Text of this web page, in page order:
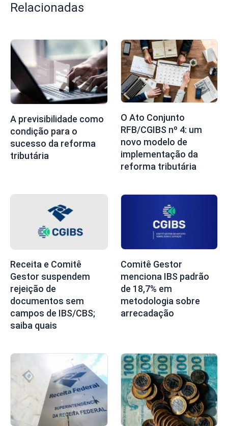
Relacionadas
A previsibilidade como
condição para o
sucesso da reforma
tributária
O Ato Conjunto
RFB/CGIBS nº 4: um
novo modelo de
implementação da
reforma tributária
Receita e Comitê
Gestor suspendem
rejeição de
documentos sem
campos de IBS/CBS;
saiba quais
Comitê Gestor
menciona IBS padrão
de 18,7% em
metodologia sobre
arrecadação